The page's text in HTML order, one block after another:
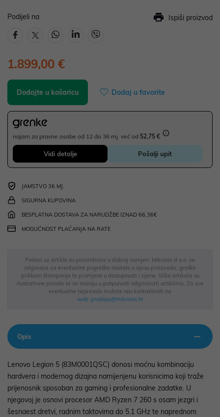
Podijeli na Ispiši proizvod
1.899,00 €
Dodajte u košaricu Dodaj u favorite
najam za pravne osobe od 12 do 36 mj. već od 52,75 €
Vidi detalje Pošalji upit
JAMSTVO 36 MJ.
SIGURNA KUPOVINA
BESPLATNA DOSTAVA ZA NARUDŽBE IZNAD 66,36€
MOGUĆNOST PLAĆANJA NA RATE
Podaci uz artikle su prezentirani u dobroj namjeri. Mikronis d.o.o. ne
odgovara za eventualne pogreške nastale u opisu proizvoda, greške
prilikom štampanja te promjene u dostupnosti i cijene. Slike artikala su
ilustrativne prirode te ne moraju u potpunosti odgovarati artiklima. Za sve
eventualne nejasnoće možete nas kontaktirati na
web-prodaja@mikronis.hr
Opis
Lenovo Legion 5 (83M0001QSC) donosi moćnu kombinaciju
hardvera i modernog dizajna namijenjenu korisnicima koji traže
prijenosnik sposoban za gaming i profesionalne zadatke. U
njegovoj je osnovi procesor AMD Ryzen 7 260 s osam jezgri i
šesnaest dretvi, radnim taktovima do 5.1 GHz te naprednom